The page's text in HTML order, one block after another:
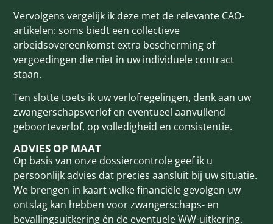
Vervolgens vergelijk ik deze met de relevante CAO-
artikelen: soms biedt een collectieve
arbeidsovereenkomst extra bescherming of
vergoedingen die niet in uw individuele contract
staan.
Ten slotte toets ik uw verlofregelingen, denk aan uw
zwangerschapsverlof en eventueel aanvullend
geboorteverlof, op volledigheid en consistentie.
ADVIES OP MAAT
Op basis van onze dossiercontrole geef ik u
persoonlijk advies dat precies aansluit bij uw situatie.
We brengen in kaart welke financiële gevolgen uw
ontslag kan hebben voor zwangerschaps- en
bevallingsuitkering én de eventuele WW-uitkering.